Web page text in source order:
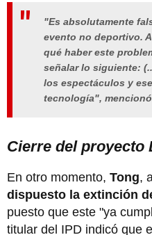
"Es absolutamente
evento no deportivo.
qué haber este
señalar lo siguiente:
los espectáculos y
tecnología",
Cierre del proyecto
En otro momento, Tong,
dispuesto la extinción
puesto que este "ya
titular del IPD indicó que